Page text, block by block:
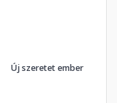
Új szeretet ember